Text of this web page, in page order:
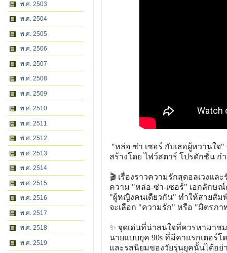
พ.ศ. 2503
พ.ศ. 2504
พ.ศ. 2505
พ.ศ. 2506
พ.ศ. 2507
พ.ศ. 2508
พ.ศ. 2509
พ.ศ. 2510
พ.ศ. 2511
พ.ศ. 2512
พ.ศ. 2513
พ.ศ. 2514
พ.ศ. 2515
พ.ศ. 2516
พ.ศ. 2517
พ.ศ. 2518
พ.ศ. 2519
"หล่อ ซ่า เซอร์ กับเธอผู้หวานใ
สร้างโดย ไฟว์สตาร์ โปรดักชั่น
🎬 เรื่องราวความรักสุดอลเวงแ
ความ "หล่อ-ซ่า-เซอร์" เอกลักษ
"ผู้หญิงคนเดียวกัน" ทำให้สายสั
จะเลือก "ความรัก" หรือ "มิตรภา
✨ จุดเด่นที่น่าสนใจที่ควรหามาช
นายแบบยุค 90s ที่มีคาแรกเตอร์
และรสนิยมของวัยรุ่นยุคนั้นได้อย่